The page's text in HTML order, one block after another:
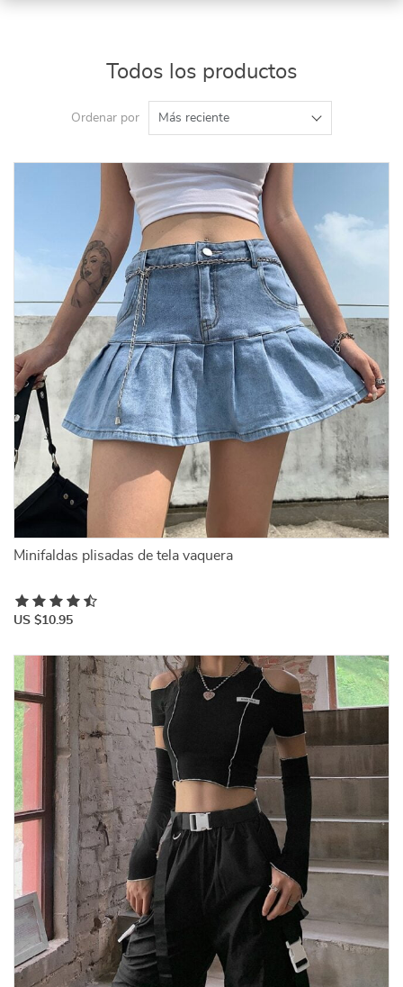
Todos los productos
Ordenar por Más reciente
Minifaldas plisadas de tela vaquera
US $10.95